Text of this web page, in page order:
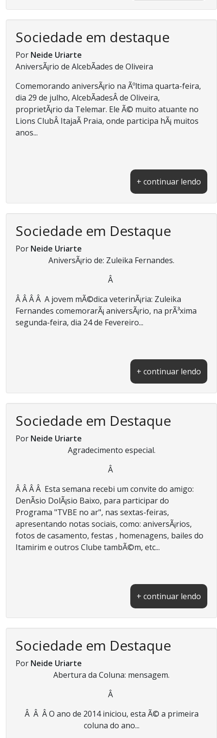
Sociedade em destaque
Por Neide Uriarte
AniversÃ¡rio de AlcebÃ­ades de Oliveira
Comemorando aniversÃ¡rio na Ãºltima quarta-feira,
dia 29 de julho, AlcebÃ­adesÂ de Oliveira,
proprietÃ¡rio da Telemar. Ele Ã© muito atuante no
Lions ClubÂ ItajaÃ­ Praia, onde participa hÃ¡ muitos
anos...
+ continuar lendo
Sociedade em Destaque
Por Neide Uriarte
AniversÃ¡rio de: Zuleika Fernandes.
Â
Â Â Â Â A jovem mÃ©dica veterinÃ¡ria: Zuleika
Fernandes comemorarÃ¡ aniversÃ¡rio, na prÃ³xima
segunda-feira, dia 24 de Fevereiro...
+ continuar lendo
Sociedade em Destaque
Por Neide Uriarte
Agradecimento especial.
Â
Â Â Â Â Esta semana recebi um convite do amigo:
DenÃ­sio DolÃ¡sio Baixo, para participar do
Programa "TVBE no ar", nas sextas-feiras,
apresentando notas sociais, como: aniversÃ¡rios,
fotos de casamento, festas , homenagens, bailes do
Itamirim e outros Clube tambÃ©m, etc...
+ continuar lendo
Sociedade em Destaque
Por Neide Uriarte
Abertura da Coluna: mensagem.
Â
Â Â Â O ano de 2014 iniciou, esta Ã© a primeira
coluna do ano...